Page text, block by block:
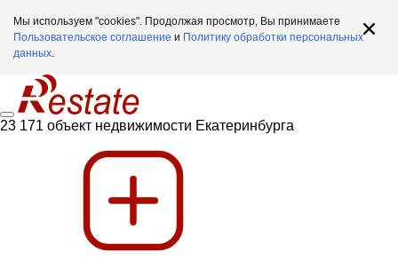
Мы используем "cookies". Продолжая просмотр, Вы принимаете
Пользовательское соглашение и Политику обработки персональных
данных.
23 171 объект недвижимости Екатеринбурга